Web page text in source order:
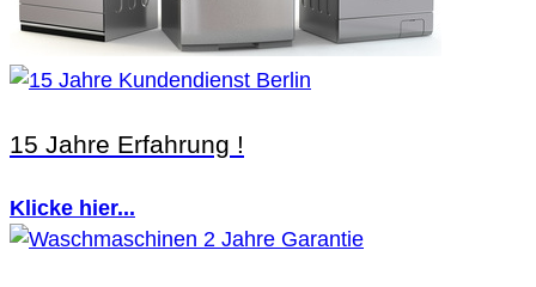
15 Jahre Erfahrung !
Klicke hier...